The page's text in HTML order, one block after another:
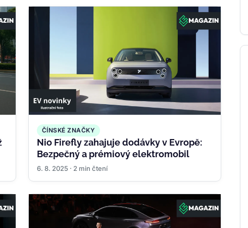
ČÍNSKÉ ZNAČKY
Nio Firefly zahajuje dodávky v Evropě:
Bezpečný a prémiový elektromobil
6. 8. 2025 · 2 min čtení